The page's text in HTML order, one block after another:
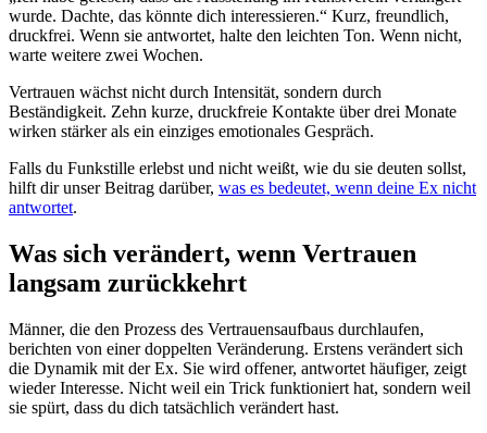
wurde. Dachte, das könnte dich interessieren.“ Kurz, freundlich,
druckfrei. Wenn sie antwortet, halte den leichten Ton. Wenn nicht,
warte weitere zwei Wochen.
Vertrauen wächst nicht durch Intensität, sondern durch
Beständigkeit. Zehn kurze, druckfreie Kontakte über drei Monate
wirken stärker als ein einziges emotionales Gespräch.
Falls du Funkstille erlebst und nicht weißt, wie du sie deuten sollst,
hilft dir unser Beitrag darüber, was es bedeutet, wenn deine Ex nicht
antwortet.
Was sich verändert, wenn Vertrauen
langsam zurückkehrt
Männer, die den Prozess des Vertrauensaufbaus durchlaufen,
berichten von einer doppelten Veränderung. Erstens verändert sich
die Dynamik mit der Ex. Sie wird offener, antwortet häufiger, zeigt
wieder Interesse. Nicht weil ein Trick funktioniert hat, sondern weil
sie spürt, dass du dich tatsächlich verändert hast.